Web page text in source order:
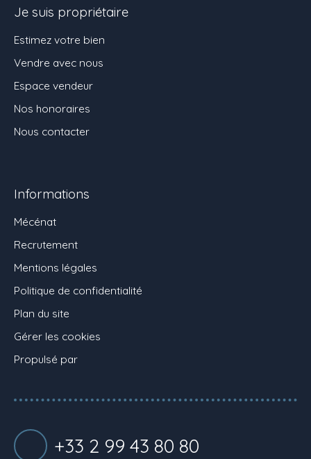
Je suis propriétaire
Estimez votre bien
Vendre avec nous
Espace vendeur
Nos honoraires
Nous contacter
Informations
Mécénat
Recrutement
Mentions légales
Politique de confidentialité
Plan du site
Gérer les cookies
Propulsé par
+33 2 99 43 80 80